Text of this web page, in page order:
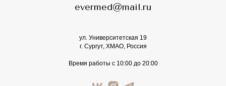
evermed@mail.ru
ул. Университетская 19
г. Сургут, ХМАО, Россия
Время работы с 10:00 до 20:00